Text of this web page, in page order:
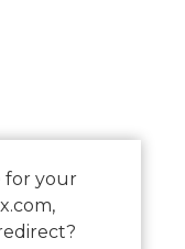
Call – дійсно
для
будинках,
приміщеннях. Це
які шукають
for your